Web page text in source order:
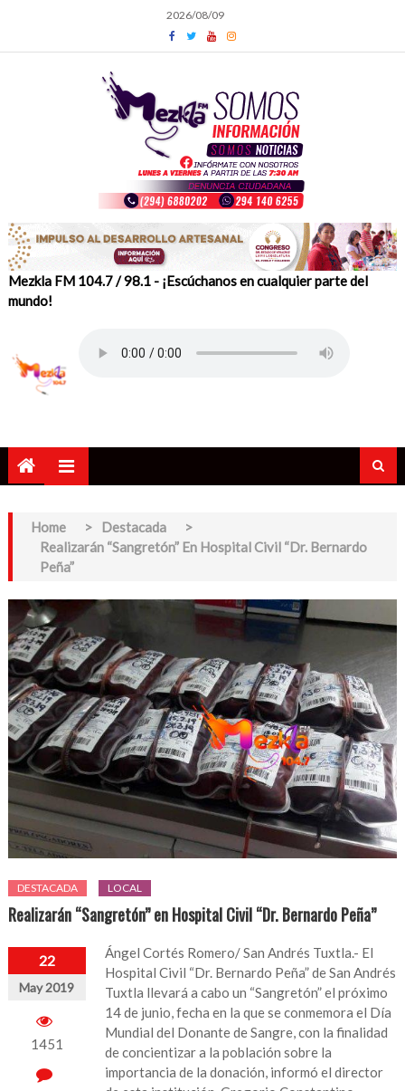
content
2026/08/09
Mezkla FM 104.7 / 98.1 - ¡Escúchanos en cualquier parte del
mundo!
Home > Destacada
>
Realizarán “Sangretón” En Hospital Civil “Dr. Bernardo
Peña”
DESTACADA LOCAL
Realizarán “Sangretón” en Hospital Civil “Dr. Bernardo Peña”
22
May 2019
1451
Ángel Cortés Romero/ San Andrés Tuxtla.- El
Hospital Civil “Dr. Bernardo Peña” de San Andrés
Tuxtla llevará a cabo un “Sangretón” el próximo
14 de junio, fecha en la que se conmemora el Día
Mundial del Donante de Sangre, con la finalidad
de concientizar a la población sobre la
importancia de la donación, informó el director